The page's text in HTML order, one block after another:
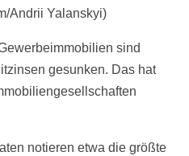
Andrii Yalanskyi)
sind
gesunken. Das hat
notieren etwa die größte